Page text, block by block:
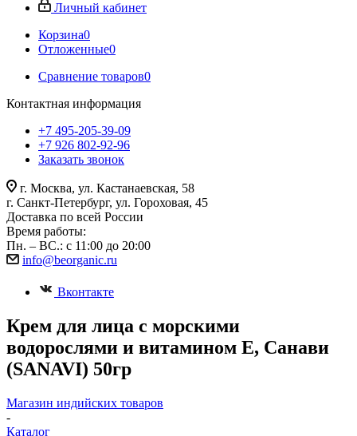
Личный кабинет
Корзина0
Отложенные0
Сравнение товаров0
Контактная информация
+7 495-205-39-09
+7 926 802-92-96
Заказать звонок
г. Москва, ул. Кастанаевская, 58
г. Санкт-Петербург, ул. Гороховая, 45
Доставка по всей России
Время работы:
Пн. – ВС.: с 11:00 до 20:00
info@beorganic.ru
Вконтакте
Крем для лица с морскими
водорослями и витамином Е, Санави
(SANAVI) 50гр
Магазин индийских товаров
-
Каталог